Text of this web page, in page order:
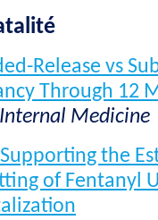
Release vs
Through 12
Medicine
the
of Fentanyl